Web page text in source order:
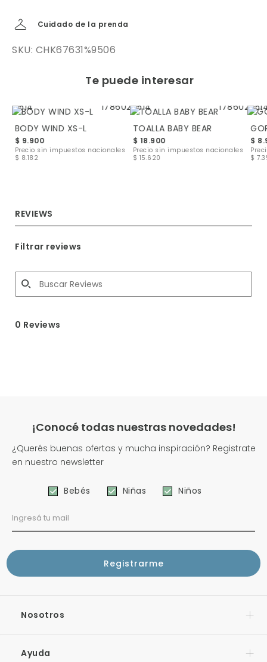
Cuidado de la prenda
SKU: CHK67631%9506
Te puede interesar
BODY WIND XS-L
$ 9.900
Precio sin impuestos nacionales
$ 8.182
TOALLA BABY BEAR
$ 18.900
Precio sin impuestos nacionales
$ 15.620
$
$
REVIEWS
Filtrar reviews
0 Reviews
¡Conocé todas nuestras novedades!
¿Querés buenas ofertas y mucha inspiración? Registrate
en nuestro newsletter
Bebés Niñas Niños
Nosotros
Ayuda